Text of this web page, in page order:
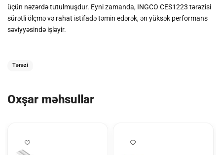
üçün nəzərdə tutulmuşdur. Eyni zamanda, INGCO CES1223 tərəzisi
sürətli ölçmə və rahat istifadə təmin edərək, ən yüksək performans
səviyyəsində işləyir.
Tərəzi
Oxşar məhsullar